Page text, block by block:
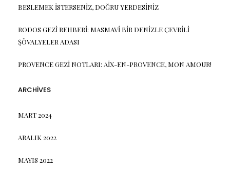
BESLEMEK ISTERSENIZ, DOĞRU YERDESINIZ
RODOS GEZI REHBERI: MASMAVI BIR DENIZLE ÇEVRILI
ŞÖVALYELER ADASI
PROVENCE GEZI NOTLARI: AIX-EN-PROVENCE, MON AMOUR!
ARCHIVES
MART 2024
ARALIK 2022
MAYIS 2022